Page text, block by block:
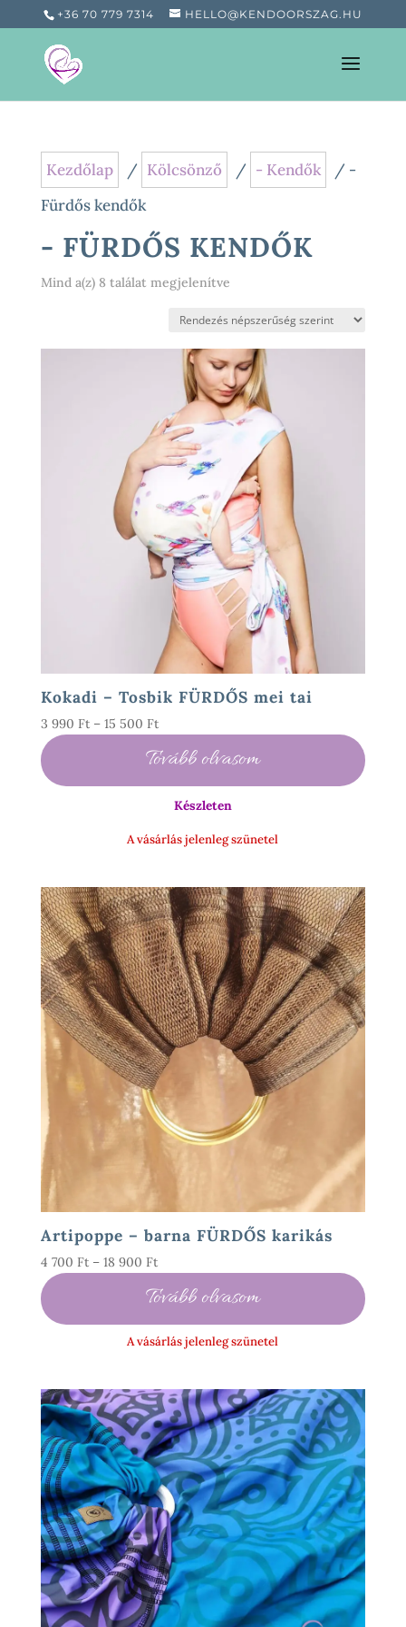
+36 70 779 7314 HELLO@KENDOORSZAG.HU
Kezdőlap / Kölcsönző / - Kendők
/ -
Fürdős kendők
- FÜRDŐS KENDŐK
Mind a(z) 8 találat megjelenítveSorted
popularity
Kokadi – Tosbik FÜRDŐS mei tai
3 990 Ft – 15 500 FtÁrtartomány:
990 Ft
-
Tovább olvasom
Készleten
A vásárlás jelenleg szünetel
Artipoppe – barna FÜRDŐS karikás
4 700 Ft – 18 900 FtÁrtartomány:
700 Ft
-
18
Tovább olvasom
A vásárlás jelenleg szünetel